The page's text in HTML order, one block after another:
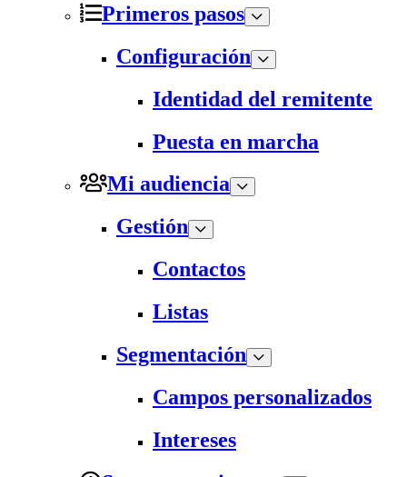
Primeros pasos
Configuración
Identidad del remitente
Puesta en marcha
Mi audiencia
Gestión
Contactos
Listas
Segmentación
Campos personalizados
Intereses